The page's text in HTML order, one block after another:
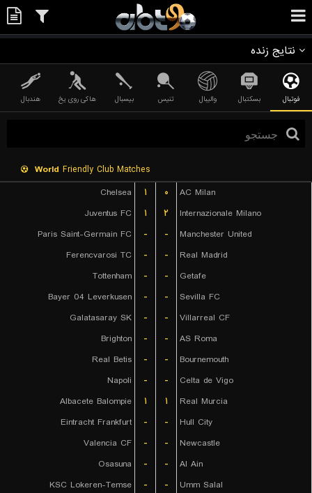
نتایج زنده
فوتبال بسکتبال والیبال تنیس بیسبال هاکی روی یخ هندبال
World Friendly Club Matches
Chelsea
۱ ۰
AC Milan
Juventus FC
۱ ۲
Internazionale Milano
Paris Saint-Germain FC
- -
Manchester United
Ferencvarosi TC
- -
Real Madrid
Tottenham
- -
Getafe
Bayer 04 Leverkusen
- -
Sevilla FC
Galatasaray SK
- -
Villarreal CF
Brighton
- -
AS Roma
Real Betis
- -
Bournemouth
Napoli
- -
Celta de Vigo
Albacete Balompie
۱ ۱
Real Murcia
Eintracht Frankfurt
- -
Hull City
Valencia CF
- -
Newcastle
Osasuna
- -
Al Ain
KSC Lokeren-Temse
- -
Umm Salal